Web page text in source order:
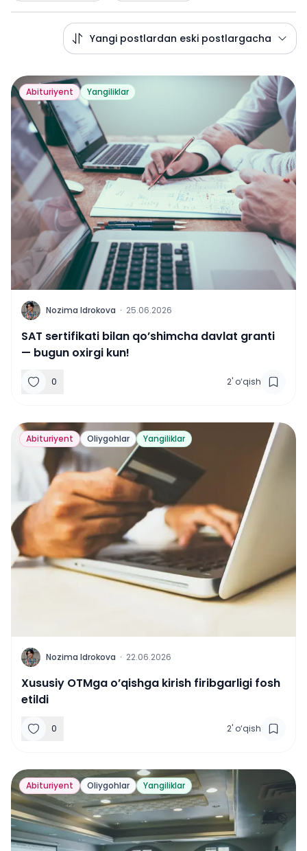
Yangi postlardan eski postlargacha
Abituriyent Yangiliklar
N Nozima Idrokova · 25.06.2026
SAT sertifikati bilan qo’shimcha davlat granti
— bugun oxirgi kun!
0 2' o‘qish
Abituriyent Oliygohlar Yangiliklar
N Nozima Idrokova · 22.06.2026
Xususiy OTMga o’qishga kirish firibgarligi fosh
etildi
0 2' o‘qish
Abituriyent Oliygohlar Yangiliklar